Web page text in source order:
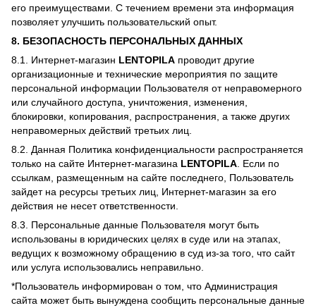
его преимуществами. С течением времени эта информация
позволяет улучшить пользовательский опыт.
8. БЕЗОПАСНОСТЬ ПЕРСОНАЛЬНЫХ ДАННЫХ
8.1. Интернет-магазин LENTOPILA проводит другие
организационные и технические мероприятия по защите
персональной информации Пользователя от неправомерного
или случайного доступа, уничтожения, изменения,
блокировки, копирования, распространения, а также других
неправомерных действий третьих лиц.
8.2. Данная Политика конфиденциальности распространяется
только на сайте Интернет-магазина LENTOPILA . Если по
ссылкам, размещенным на сайте последнего, Пользователь
зайдет на ресурсы третьих лиц, Интернет-магазин за его
действия не несет ответственности.
8.3. Персональные данные Пользователя могут быть
использованы в юридических целях в суде или на этапах,
ведущих к возможному обращению в суд из-за того, что сайт
или услуга использовались неправильно.
*Пользователь информирован о том, что Администрация
сайта может быть вынуждена сообщить персональные данные